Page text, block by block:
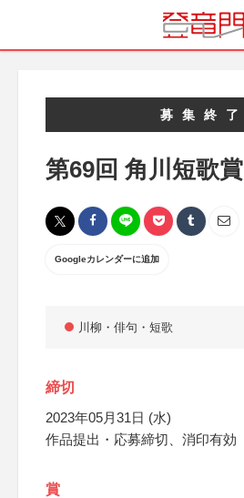
募集終了
第69回 角川短歌賞
Googleカレンダーに追加
川柳・俳句・短歌
締切
2023年05月31日 (水)
作品提出・応募締切、消印有効
賞